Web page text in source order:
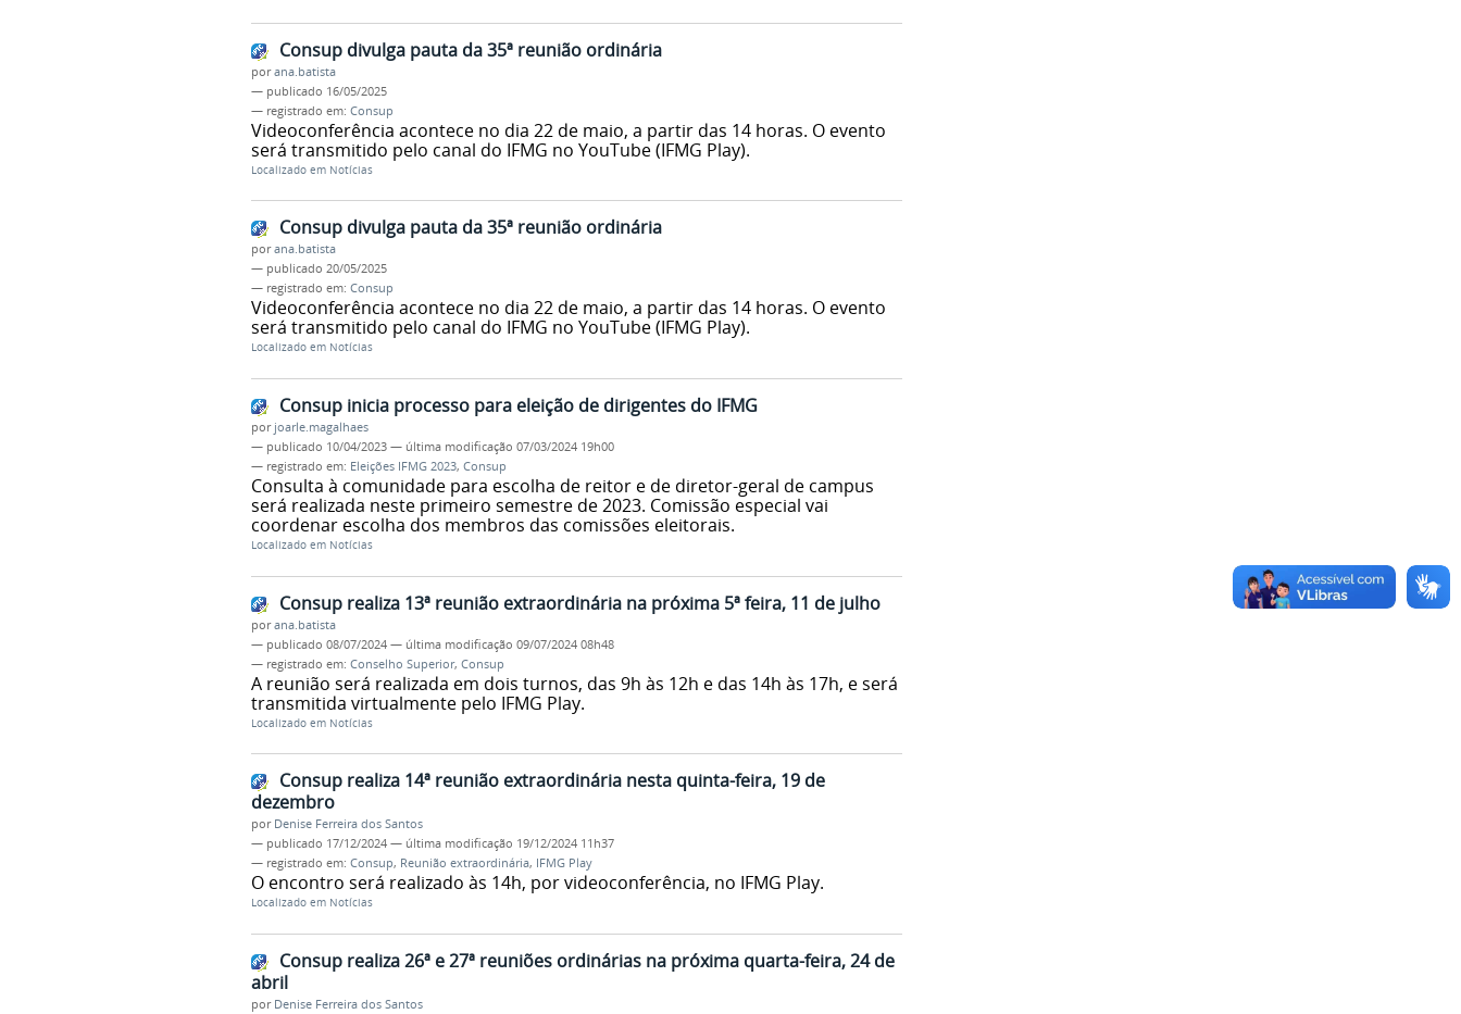
Consup divulga pauta da 35ª reunião ordinária
porana.batista
— publicado 16/05/2025
— registrado em: Consup
Videoconferência acontece no dia 22 de maio, a partir das 14 horas. O evento
será transmitido pelo canal do IFMG no YouTube (IFMG Play).
Localizado em Notícias
Consup divulga pauta da 35ª reunião ordinária
porana.batista
— publicado 20/05/2025
— registrado em: Consup
Videoconferência acontece no dia 22 de maio, a partir das 14 horas. O evento
será transmitido pelo canal do IFMG no YouTube (IFMG Play).
Localizado em Notícias
Consup inicia processo para eleição de dirigentes do IFMG
por joarle.magalhaes
— publicado 10/04/2023 — última modificação 07/03/2024 19h00
— registrado em: Eleições IFMG 2023, Consup
Consulta à comunidade para escolha de reitor e de diretor-geral de campus
será realizada neste primeiro semestre de 2023. Comissão especial vai
coordenar escolha dos membros das comissões eleitorais.
Localizado em Notícias
Consup realiza 13ª reunião extraordinária na próxima 5ª feira, 11 de julho
porana.batista
— publicado 08/07/2024 — última modificação 09/07/2024 08h48
— registrado em: Conselho Superior, Consup
A reunião será realizada em dois turnos, das 9h às 12h e das 14h às 17h, e será
transmitida virtualmente pelo IFMG Play.
Localizado em Notícias
Consup realiza 14ª reunião extraordinária nesta quinta-feira, 19 de
dezembro
por Denise Ferreira dos Santos
— publicado 17/12/2024 — última modificação 19/12/2024 11h37
— registrado em: Consup, Reunião extraordinária, IFMG Play
O encontro será realizado às 14h, por videoconferência, no IFMG Play.
Localizado em Notícias
Consup realiza 26ª e 27ª reuniões ordinárias na próxima quarta-feira, 24 de
abril
por Denise Ferreira dos Santos